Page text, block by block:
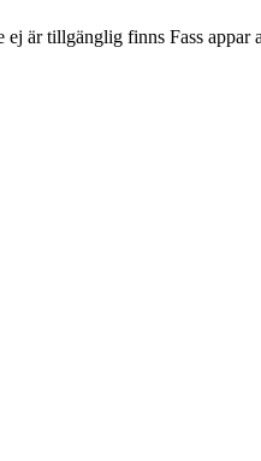
är tillgänglig finns Fass